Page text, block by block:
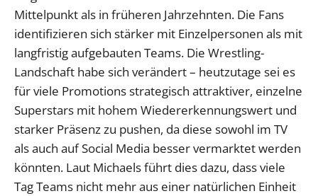
Mittelpunkt als in früheren Jahrzehnten. Die Fans
identifizieren sich stärker mit Einzelpersonen als mit
langfristig aufgebauten Teams. Die Wrestling-
Landschaft habe sich verändert – heutzutage sei es
für viele Promotions strategisch attraktiver, einzelne
Superstars mit hohem Wiedererkennungswert und
starker Präsenz zu pushen, da diese sowohl im TV
als auch auf Social Media besser vermarktet werden
könnten. Laut Michaels führt dies dazu, dass viele
Tag Teams nicht mehr aus einer natürlichen Einheit